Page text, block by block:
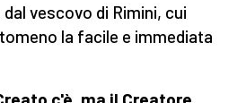
vescovo di Rimini, cui
la facile e immediata